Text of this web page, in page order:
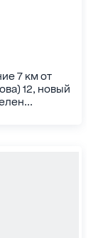
7 км от
12, новый